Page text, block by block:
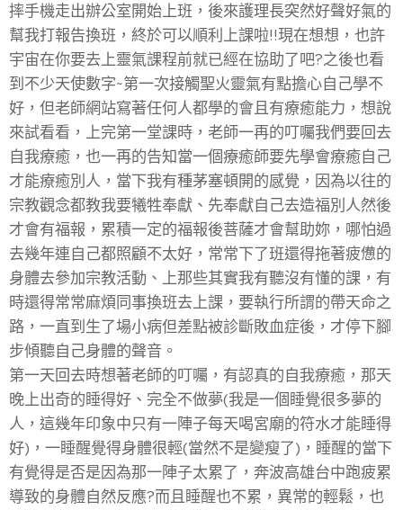
摔手機走出辦公室開始上班，後來護理長突然好聲好氣的
幫我打報告換班，終於可以順利上課啦!!現在想想，也許
宇宙在你要去上靈氣課程前就已經在協助了吧?之後也看
到不少天使數字~第一次接觸聖火靈氣有點擔心自己學不
好，但老師網站寫著任何人都學的會且有療癒能力，想說
來試看看，上完第一堂課時，老師一再的叮囑我們要回去
自我療癒，也一再的告知當一個療癒師要先學會療癒自己
才能療癒別人，當下我有種茅塞頓開的感覺，因為以往的
宗教觀念都教我要犧牲奉獻、先奉獻自己去造福別人然後
才會有福報，累積一定的福報後菩薩才會幫助妳，哪怕過
去幾年連自己都照顧不太好，常常下了班還得拖著疲憊的
身體去參加宗教活動、上那些其實我有聽沒有懂的課，有
時還得常常麻煩同事換班去上課，要執行所謂的帶天命之
路，一直到生了場小病但差點被診斷敗血症後，才停下腳
步傾聽自己身體的聲音。
第一天回去時想著老師的叮囑，有認真的自我療癒，那天
晚上出奇的睡得好、完全不做夢(我是一個睡覺很多夢的
人，這幾年印象中只有一陣子每天喝宮廟的符水才能睡得
好)，一睡醒覺得身體很輕(當然不是變瘦了)，睡醒的當下
有覺得是否是因為那一陣子太累了，奔波高雄台中跑疲累
導致的身體自然反應?而且睡醒也不累，異常的輕鬆，也